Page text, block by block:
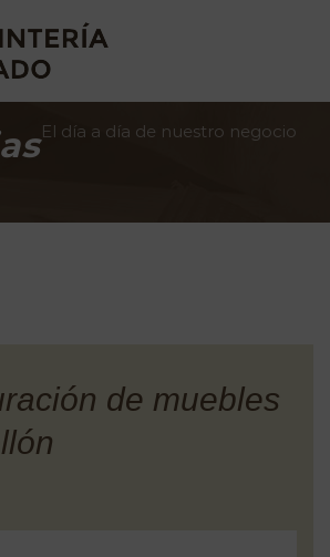
El día a día de nuestro negocio
de muebles